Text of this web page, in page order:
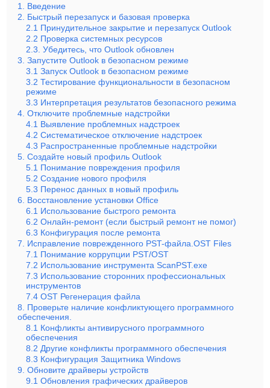
1. Введение
2. Быстрый перезапуск и базовая проверка
2.1 Принудительное закрытие и перезапуск Outlook
2.2 Проверка системных ресурсов
2.3. Убедитесь, что Outlook обновлен
3. Запустите Outlook в безопасном режиме
3.1 Запуск Outlook в безопасном режиме
3.2 Тестирование функциональности в безопасном
режиме
3.3 Интерпретация результатов безопасного режима
4. Отключите проблемные надстройки
4.1 Выявление проблемных надстроек
4.2 Систематическое отключение надстроек
4.3 Распространенные проблемные надстройки
5. Создайте новый профиль Outlook
5.1 Понимание повреждения профиля
5.2 Создание нового профиля
5.3 Перенос данных в новый профиль
6. Восстановление установки Office
6.1 Использование быстрого ремонта
6.2 Онлайн-ремонт (если быстрый ремонт не помог)
6.3 Конфигурация после ремонта
7. Исправление поврежденного PST-файла.OST Files
7.1 Понимание коррупции PST/OST
7.2 Использование инструмента ScanPST.exe
7.3 Использование сторонних профессиональных
инструментов
7.4 OST Регенерация файла
8. Проверьте наличие конфликтующего программного
обеспечения.
8.1 Конфликты антивирусного программного
обеспечения
8.2 Другие конфликты программного обеспечения
8.3 Конфигурация Защитника Windows
9. Обновите драйверы устройств
9.1 Обновления графических драйверов